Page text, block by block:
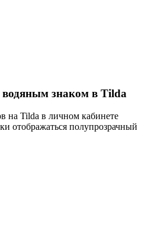
водяным знаком в Tilda
на Tilda в личном кабинете
отображаться полупрозрачный